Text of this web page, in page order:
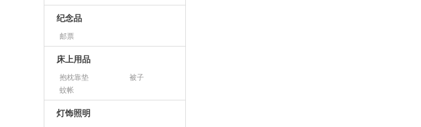
纪念品
邮票
床上用品
抱枕靠垫
被子
蚊帐
灯饰照明